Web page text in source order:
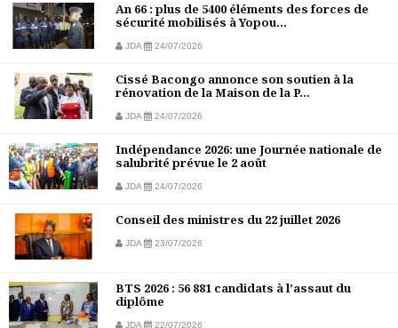
An 66 : plus de 5400 éléments des forces de
sécurité mobilisés à Yopou...
JDA 24/07/2026
Cissé Bacongo annonce son soutien à la
rénovation de la Maison de la P...
JDA 24/07/2026
Indépendance 2026: une Journée nationale de
salubrité prévue le 2 août
JDA 24/07/2026
Conseil des ministres du 22 juillet 2026
JDA 23/07/2026
BTS 2026 : 56 881 candidats à l’assaut du
diplôme
JDA 22/07/2026